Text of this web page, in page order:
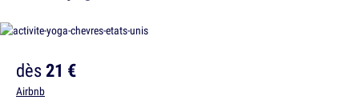
dès21 €
Airbnb